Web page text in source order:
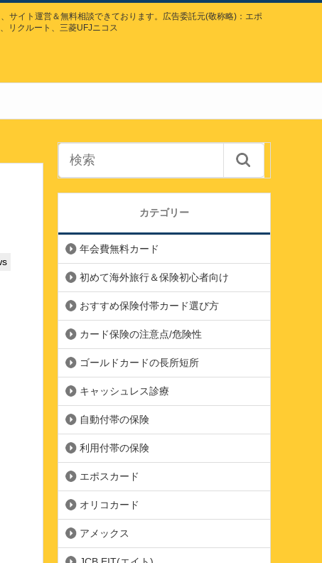
サイト運営＆無料相談できております。広告委託元(敬称略)：エポ
リクルート、三菱UFJニコス
カテゴリー
年会費無料カード
初めて海外旅行＆保険初心者向け
おすすめ保険付帯カード選び方
カード保険の注意点/危険性
ゴールドカードの長所短所
キャッシュレス診療
自動付帯の保険
利用付帯の保険
エポスカード
オリコカード
アメックス